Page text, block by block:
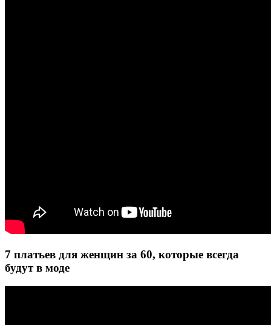
7 платьев для женщин за 60, которые всегда
будут в моде